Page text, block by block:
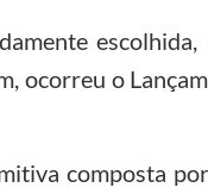
ocorreu o
composta